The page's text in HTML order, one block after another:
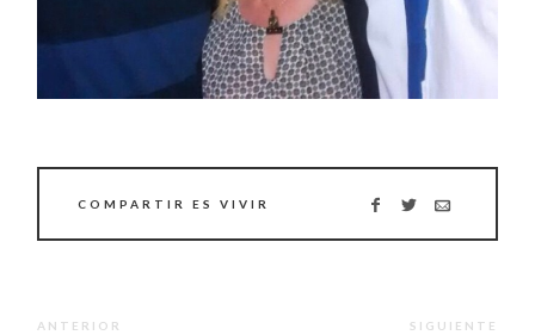
COMPARTIR ES VIVIR
ANTERIOR SIGUIENTE